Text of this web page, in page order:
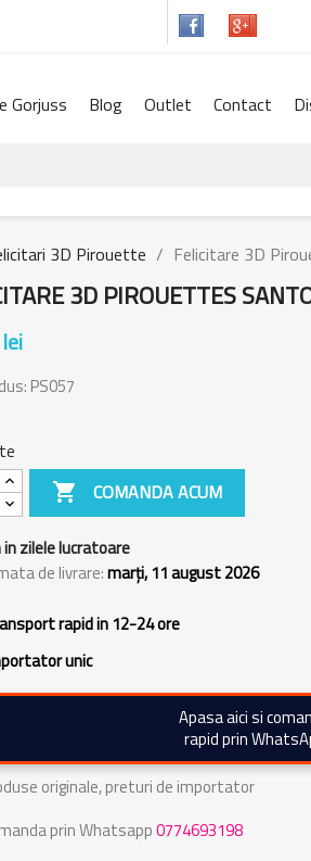
Gorjuss Blog Outlet Contact
3D Pirouette Felicitare 3D
3D PIROUETTES
PS057
 COMANDA ACUM
in zilele lucratoare
de livrare:marți, 11 august 2026
rapid in 12-24 ore
unic
Apasa aici si
rapid prin
originale, preturi de importator
prin Whatsapp0774693198